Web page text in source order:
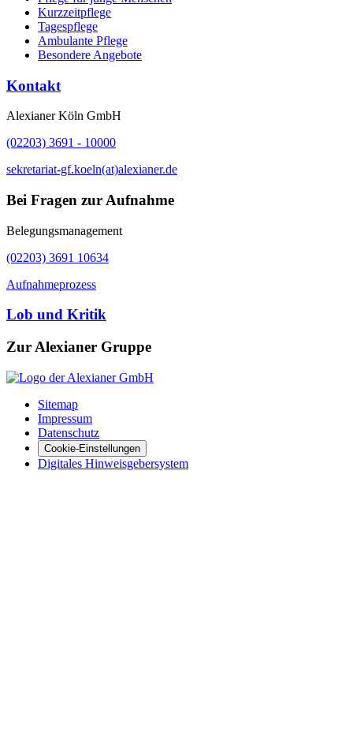
Kurzzeitpflege
Tagespflege
Ambulante Pflege
Besondere Angebote
Kontakt
Alexianer Köln GmbH
(02203) 3691 - 10000
sekretariat-gf.koeln(at)alexianer.de
Bei Fragen zur Aufnahme
Belegungsmanagement
(02203) 3691 10634
Aufnahmeprozess
Lob und Kritik
Zur Alexianer Gruppe
Sitemap
Impressum
Datenschutz
Cookie-Einstellungen
Digitales Hinweisgebersystem